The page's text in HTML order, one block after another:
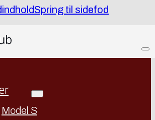
Spring til sidefod
Model S